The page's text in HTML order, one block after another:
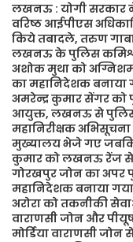
लखनऊ : योगी सरकार
वरिष्ठ आईपीएस
किये तबादले, तरुण
लखनऊ के पुलिस
अशोक मुथा को
का महानिदेशक बनाया
अमरेन्द्र कुमार सेंगर को
आयुक्त, लखनऊ से
महानिरीक्षक अभिसूचना
मुख्यालय भेजे गए
कुमार को लखनऊ रेंज से
गोरखपुर जोन का अपर
महानिदेशक बनाया
अरोरा को तकनीकी
वाराणसी जोन और
मोर्डिया वाराणसी जोन